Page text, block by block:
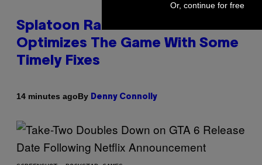
Splatoon Raiders Patch
Optimizes The Game With Some
Timely Fixes
14 minutes agoBy Denny Connolly
Or, continue for free